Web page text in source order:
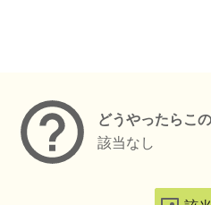
どうやったらこ
該当なし